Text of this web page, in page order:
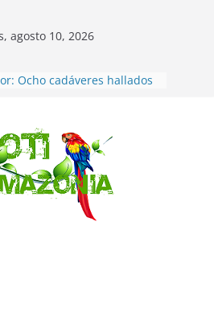
agosto 10, 2026
dos jóvenes de 22 años
Ocho cadáveres hallados
comunes en Pucará
Feria de la Diez de agosto
miles de personas en la
2026 (video)
Fiscal no emite cargos
hombre de 50años que